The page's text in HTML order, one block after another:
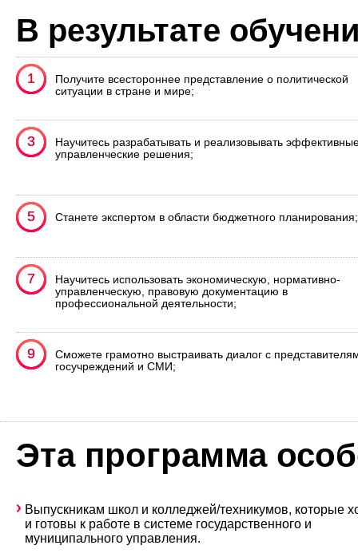
В результате
Получите всестороннее представление о политической
ситуации в стране и мире;
1
1
Научитесь разрабатывать и реализовывать
управленческие решения;
3
3
Станете экспертом в области бюджетного планирования;
5
5
Научитесь использовать экономическую, нормативно-
управленческую, правовую документацию в
профессиональной деятельности;
7
7
Сможете грамотно выстраивать диалог с
госучреждений и СМИ;
9
9
Эта программа
Выпускникам школ и колледжей/техникумов, которые
и готовы к работе в системе государственного и
муниципального управления.